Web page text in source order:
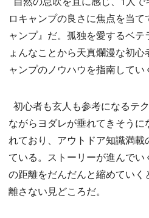
ロキャンプの良さに焦点を当
ャンプ』だ。孤独を愛するベ
ょんなことから天真爛漫な初
ャンプのノウハウを指南してい
初心者も玄人も参考になるテ
ながらヨダレが垂れてきそう
れており、アウトドア知識満
ている。ストーリーが進んで
の距離をだんだんと縮めてい
離さない見どころだ。